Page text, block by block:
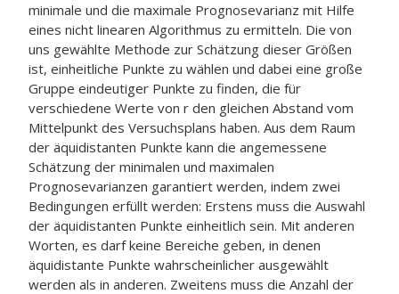
minimale und die maximale Prognosevarianz mit Hilfe
eines nicht linearen Algorithmus zu ermitteln. Die von
uns gewählte Methode zur Schätzung dieser Größen
ist, einheitliche Punkte zu wählen und dabei eine große
Gruppe eindeutiger Punkte zu finden, die für
verschiedene Werte von r den gleichen Abstand vom
Mittelpunkt des Versuchsplans haben. Aus dem Raum
der äquidistanten Punkte kann die angemessene
Schätzung der minimalen und maximalen
Prognosevarianzen garantiert werden, indem zwei
Bedingungen erfüllt werden: Erstens muss die Auswahl
der äquidistanten Punkte einheitlich sein. Mit anderen
Worten, es darf keine Bereiche geben, in denen
äquidistante Punkte wahrscheinlicher ausgewählt
werden als in anderen. Zweitens muss die Anzahl der